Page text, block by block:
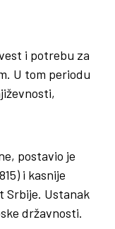
i potrebu za
U tom periodu
postavio je
i kasnije
Srbije. Ustanak
državnosti.